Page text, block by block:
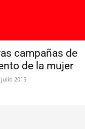
campañas de
de la mujer
julio 2015